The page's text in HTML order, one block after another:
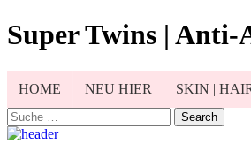
Skip
to
Super Twins |
HOME NEU HIER SKIN |
Search
for: